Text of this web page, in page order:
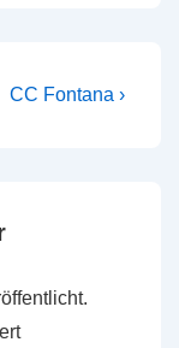
Nächster
CC Fontana ›